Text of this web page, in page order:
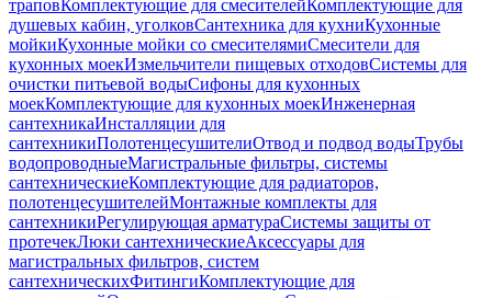
траповКомплектующие для смесителейКомплектующие для
душевых кабин, уголковСантехника для кухниКухонные
мойкиКухонные мойки со смесителямиСмесители для
кухонных моекИзмельчители пищевых отходовСистемы для
очистки питьевой водыСифоны для кухонных
моекКомплектующие для кухонных моекИнженерная
сантехникаИнсталляции для
сантехникиПолотенцесушителиОтвод и подвод водыТрубы
водопроводныеМагистральные фильтры, системы
сантехническиеКомплектующие для радиаторов,
полотенцесушителейМонтажные комплекты для
сантехникиРегулирующая арматураСистемы защиты от
протечекЛюки сантехническиеАксессуары для
магистральных фильтров, систем
сантехническихФитингиКомплектующие для